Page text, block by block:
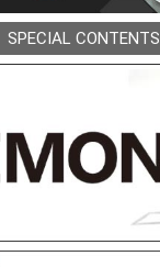
SPECIAL CONTENTS